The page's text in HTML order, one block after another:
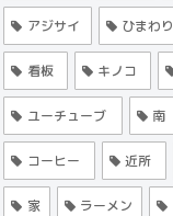
アジサイ ひまわり
看板 キノコ
ユーチューブ 南
コーヒー 近所
家 ラーメン